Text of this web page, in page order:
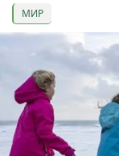
МИР